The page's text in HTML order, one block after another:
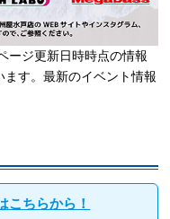
ジ更新日時時点の情報
す。最新のイベント情報
こちらから！